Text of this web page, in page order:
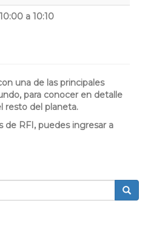
10:00 a 10:10
una de las principales
para conocer en detalle
resto del planeta.
de RFI, puedes ingresar a